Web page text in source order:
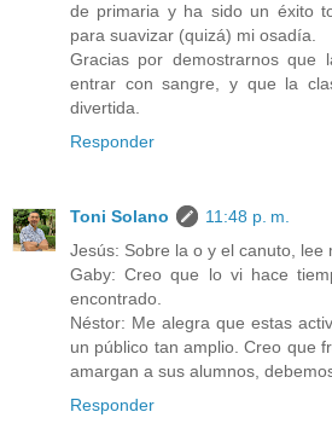
de primaria y ha sido un éxito
para suavizar (quizá) mi osadía.
Gracias por demostrarnos
entrar con sangre, y que la
divertida.
Responder
Toni Solano
11:48 p. m.
Jesús: Sobre la o y el canuto, lee
Gaby: Creo que lo vi hace
encontrado.
Néstor: Me alegra que estas
un público tan amplio. Creo que
amargan a sus alumnos,
Responder